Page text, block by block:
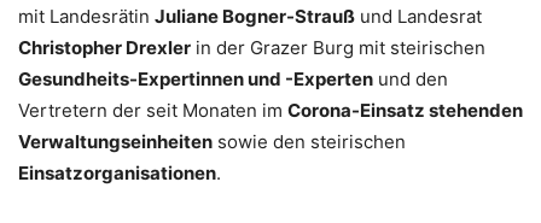
mit Landesrätin Juliane Bogner-Strauß und Landesrat
Christopher Drexler in der Grazer Burg mit steirischen
Gesundheits-Expertinnen und -Experten und den
Vertretern der seit Monaten im Corona-Einsatz stehenden
Verwaltungseinheiten sowie den steirischen
Einsatzorganisationen.